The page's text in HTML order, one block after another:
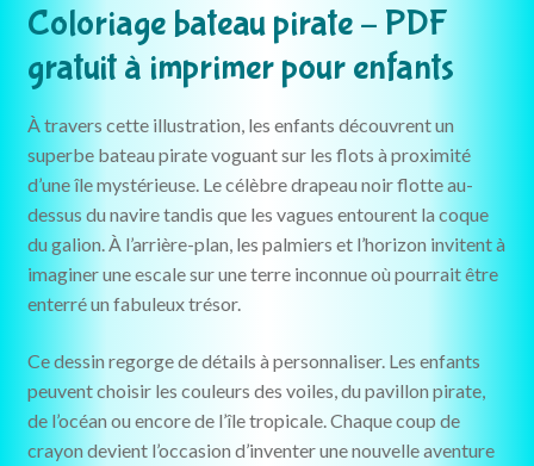
Coloriage bateau pirate – PDF
gratuit à imprimer pour enfants
À travers cette illustration, les enfants découvrent un
superbe bateau pirate voguant sur les flots à proximité
d’une île mystérieuse. Le célèbre drapeau noir flotte au-
dessus du navire tandis que les vagues entourent la coque
du galion. À l’arrière-plan, les palmiers et l’horizon invitent à
imaginer une escale sur une terre inconnue où pourrait être
enterré un fabuleux trésor.
Ce dessin regorge de détails à personnaliser. Les enfants
peuvent choisir les couleurs des voiles, du pavillon pirate,
de l’océan ou encore de l’île tropicale. Chaque coup de
crayon devient l’occasion d’inventer une nouvelle aventure